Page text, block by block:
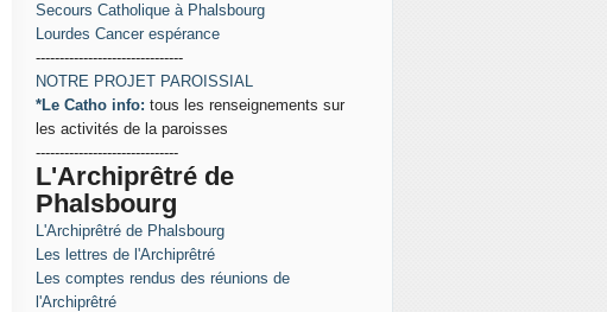
Secours Catholique à Phalsbourg
Lourdes Cancer espérance
-------------------------------
NOTRE PROJET PAROISSIAL
*Le Catho info: tous les renseignements sur
les activités de la paroisses
------------------------------
L'Archiprêtré de
Phalsbourg
L'Archiprêtré de Phalsbourg
Les lettres de l'Archiprêtré
Les comptes rendus des réunions de
l'Archiprêtré